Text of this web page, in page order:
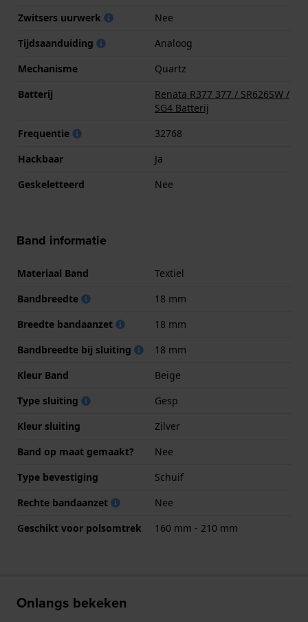
Zwitsers uurwerk
Nee
Tijdsaanduiding
Analoog
Mechanisme
Quartz
Batterij
Renata R377 377 / SR626SW /
SG4 Batterij
Frequentie
32768
Hackbaar
Ja
Geskeletteerd
Nee
Band informatie
Materiaal Band
Textiel
Bandbreedte
18 mm
Breedte bandaanzet
18 mm
Bandbreedte bij sluiting
18 mm
Kleur Band
Beige
Type sluiting
Gesp
Kleur sluiting
Zilver
Band op maat gemaakt?
Nee
Type bevestiging
Schuif
Rechte bandaanzet
Nee
Geschikt voor polsomtrek
160 mm - 210 mm
Onlangs bekeken